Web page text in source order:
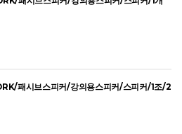
패시브스피커/강의용스피커/스피커/1조/2